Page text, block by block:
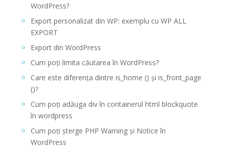
WordPress?
Export personalizat din WP: exemplu cu WP ALL
EXPORT
Export din WordPress
Cum poți limita căutarea în WordPress?
Care este diferența dintre is_home () și is_front_page
()?
Cum poți adăuga div în containerul html blockquote
în wordpress
Cum poți șterge PHP Warning și Notice în
WordPress